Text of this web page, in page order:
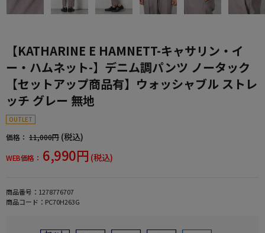
【KATHARINE E HAMNETT-キャサリン・イ
ー・ハムネット-】デニム調パンツ ノータック
【セットアップ商品有】ウォッシャブル ストレ
ッチ グレー 無地
OUTLET
価格： 11,000円 (税込)
WEB価格： 6,990円 (税込)
商品番号： 1278776707
商品コード： PC70H263G